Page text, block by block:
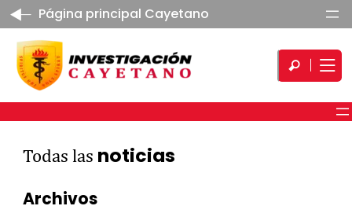
Página principal Cayetano
Todas las noticias
Archivos